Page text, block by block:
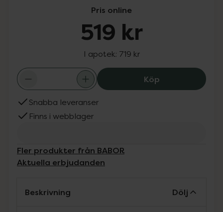
Pris online
519 kr
I apotek: 719 kr
KöpBabor
Snabba leveranser
Finns i webblager
Fler produkter från BABOR
Aktuella erbjudanden
Beskrivning Dölj